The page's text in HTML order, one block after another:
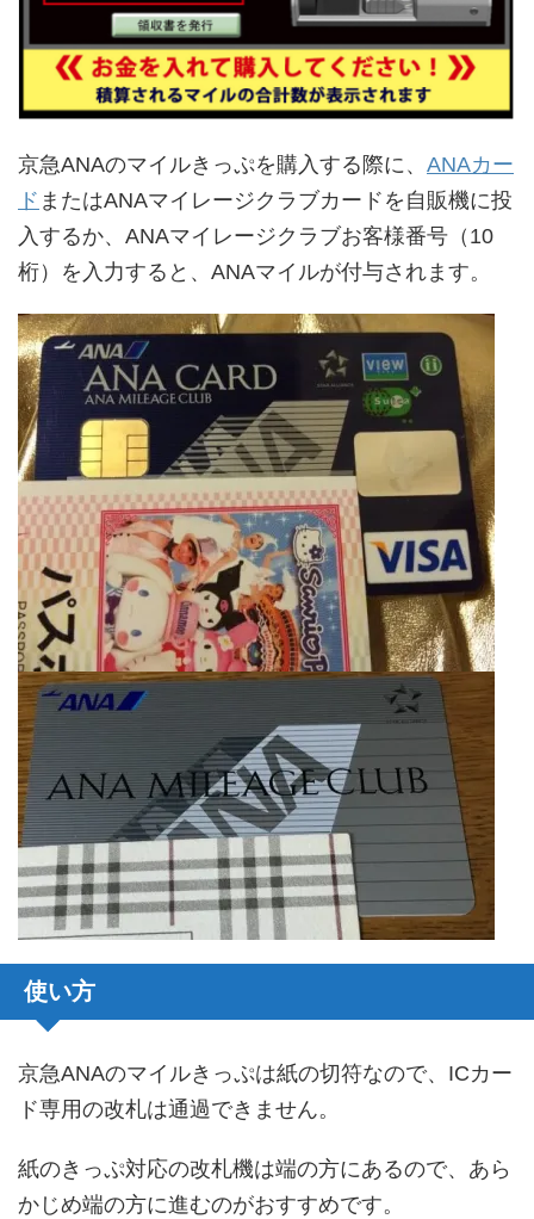
京急ANAのマイルきっぷを購入する際に、 ANAカー
ド またはANAマイレージクラブカードを自販機に投
入するか、ANAマイレージクラブお客様番号（10
桁）を入力すると、ANAマイルが付与されます。
使い方
京急ANAのマイルきっぷは紙の切符なので、ICカー
ド専用の改札は通過できません。
紙のきっぷ対応の改札機は端の方にあるので、あら
かじめ端の方に進むのがおすすめです。